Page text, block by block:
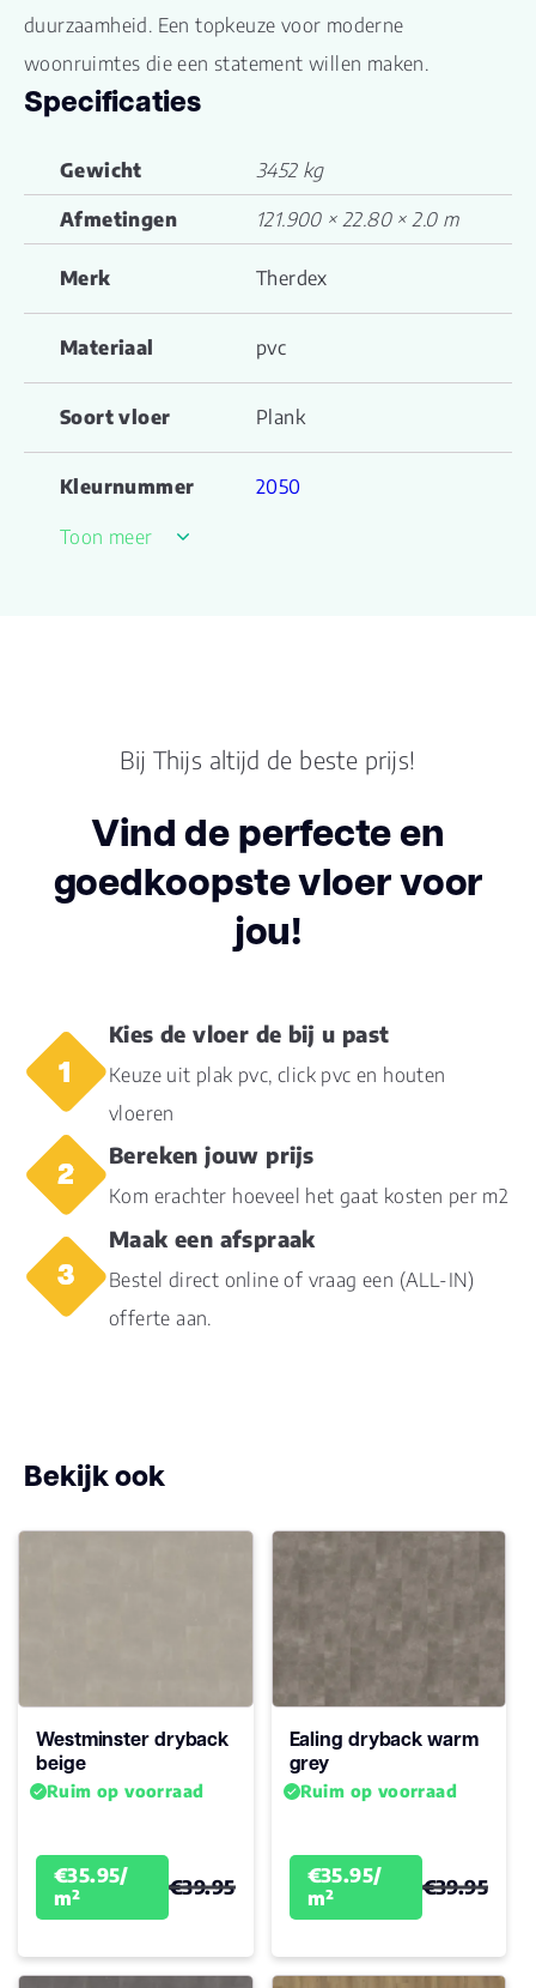
duurzaamheid. Een topkeuze voor moderne
woonruimtes die een statement willen maken.
Specificaties
Gewicht 3452 kg
Afmetingen 121.900 × 22.80 × 2.0 m
Merk Therdex
Materiaal pvc
Soort vloer Plank
Kleurnummer 2050
Lengte plank (cm) 121.900
Breedte plank
22.80
4.1850
Dikte toplaag
(mm)
0.30
Dikte plank (mm)
Dessin universal embossed
Gebruiksklasse 23, 31
Antistatisch
Plak PVC
(jaren)
Toon meer
Bij Thijs altijd de beste prijs!
Vind de perfecte en
goedkoopste vloer voor
jou!
Kies de vloer de bij u past
Keuze uit plak pvc, click pvc en houten
vloeren
Bereken jouw prijs
Kom erachter hoeveel het gaat kosten per m2
Maak een afspraak
Bestel direct online of vraag een (ALL-IN)
offerte aan.
Bekijk ook
Westminster dryback
beige
Ruim op voorraad
€35.95/
m²
€39.95
Ealing dryback warm
grey
Ruim op voorraad
€35.95/
m²
€39.95